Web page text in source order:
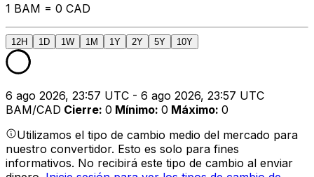
1 BAM = 0 CAD
12H 1D 1W 1M 1Y 2Y 5Y 10Y
6 ago 2026, 23:57 UTC - 6 ago 2026, 23:57 UTC
BAM/CAD Cierre: 0 Mínimo: 0 Máximo: 0
Utilizamos el tipo de cambio medio del mercado para
nuestro convertidor. Esto es solo para fines
informativos. No recibirá este tipo de cambio al enviar